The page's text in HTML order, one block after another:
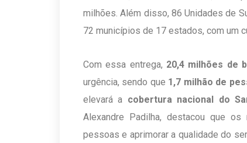
milhões. Além disso, 86 Unidades de
72 municípios de 17 estados, com um
Com essa entrega, 20,4 milhões de
urgência, sendo que 1,7 milhão de
elevará a cobertura nacional do
Alexandre Padilha, destacou que
pessoas e aprimorar a qualidade do